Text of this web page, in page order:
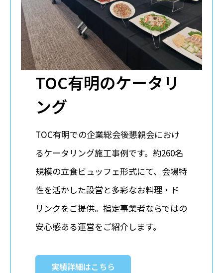
TOC有明のケータリ
ング
TOC有明での企業総会後懇親会におけ
るケータリング施工事例です。約260名
規模の立食ビュッフェ形式にて、会場特
性を活かした設営と多彩なお料理・ド
リンクをご提供。指定事業者ならではの
安心感ある運営をご紹介します。
実績詳細はこちら